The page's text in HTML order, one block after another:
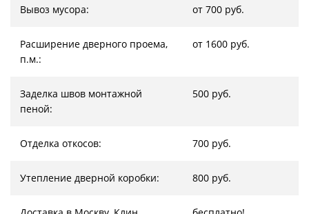
Вывоз мусора: от 700 руб.
Расширение дверного проема,
п.м.:
от 1600 руб.
Заделка швов монтажной
пеной:
500 руб.
Отделка откосов: 700 руб.
Утепление дверной коробки: 800 руб.